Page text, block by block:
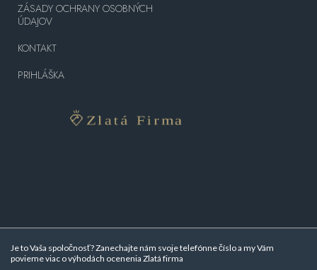
Je to Vaša spoločnosť? Zanechajte nám svoje telefónne číslo a my Vám
povieme viac ovýhodách ocenenia Zlatá firma
ZÁSADY OCHRANY OSOBNÝCH
ÚDAJOV
KONTAKT
PRIHLÁŠKA